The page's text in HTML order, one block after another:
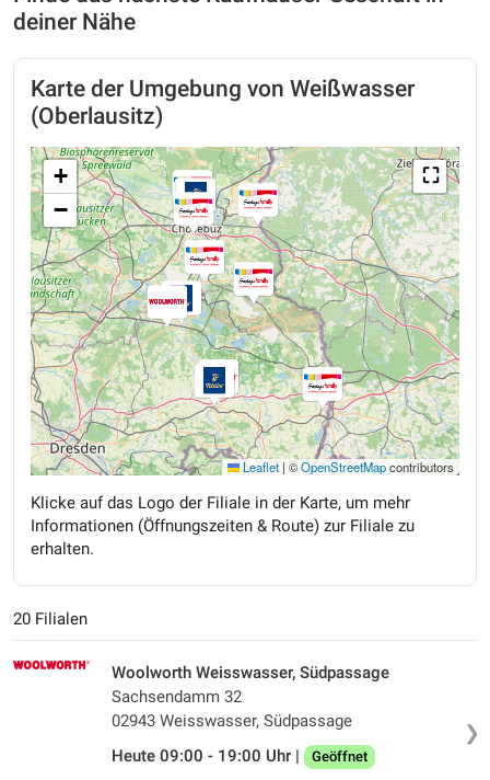
deiner Nähe
Karte der Umgebung von Weißwasser
(Oberlausitz)
⛶
+
−
Leaflet | ©OpenStreetMapcontributors
Klicke auf das Logo der Filiale in der Karte, um mehr
Informationen (Öffnungszeiten & Route) zur Filiale zu
erhalten.
20 Filialen
❯
Woolworth Weisswasser, Südpassage
Sachsendamm 32
02943 Weisswasser, Südpassage
Heute 09:00 - 19:00 Uhr |
Geöffnet